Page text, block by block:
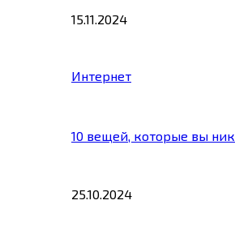
15.11.2024
Интернет
10 вещей, которые вы
25.10.2024